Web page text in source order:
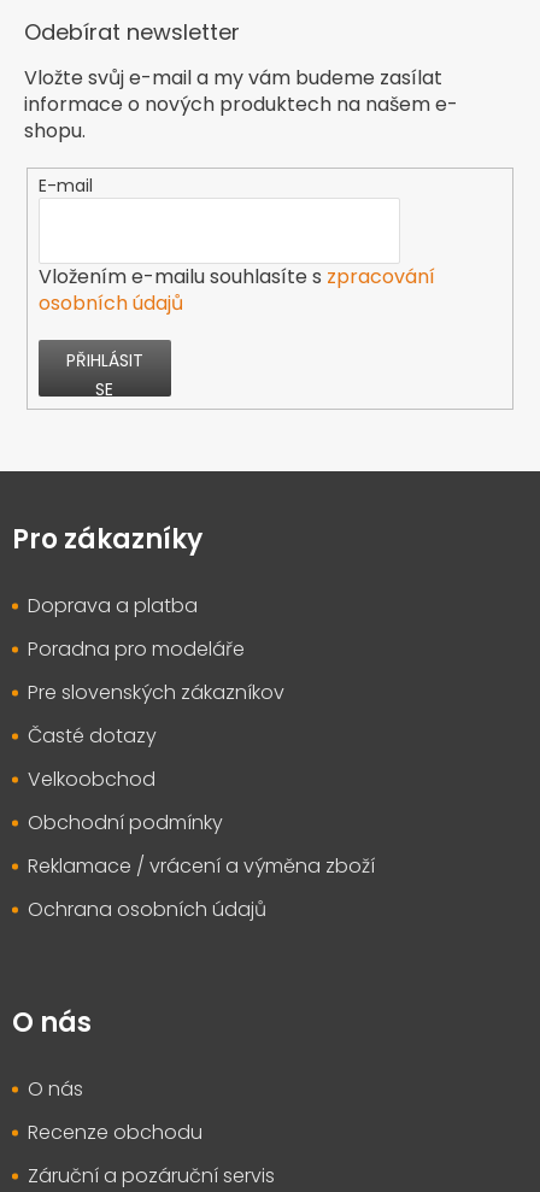
Odebírat newsletter
Vložte svůj e-mail a my vám budeme zasílat
informace o nových produktech na našem e-
shopu.
E-mail
Vložením e-mailu souhlasíte s zpracování
osobních údajů
PŘIHLÁSIT
SE
pPro zákazníky
Doprava a platba
Poradna pro modeláře
Pre slovenských zákazníkov
Časté dotazy
Velkoobchod
Obchodní podmínky
Reklamace / vrácení a výměna zboží
Ochrana osobních údajů
O nás
O nás
Recenze obchodu
Záruční a pozáruční servis